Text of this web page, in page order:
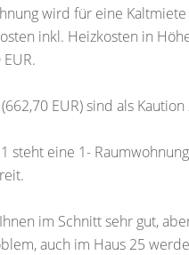
wird für eine
inkl. Heizkosten in
EUR) sind als
steht eine 1-
im Schnitt sehr gut,
auch im Haus 25